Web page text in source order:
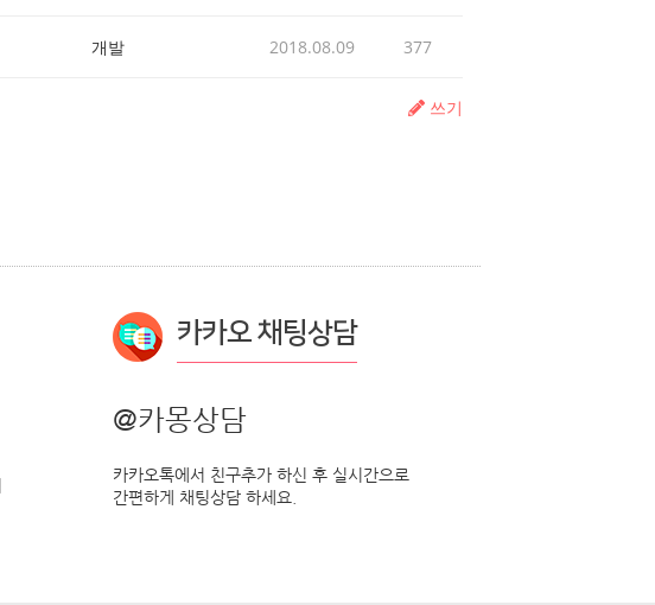
개발 2018.08.09 377
쓰기
카카오 채팅상담
@카몽상담
카카오톡에서 친구추가 하신 후 실시간으로
간편하게 채팅상담 하세요.